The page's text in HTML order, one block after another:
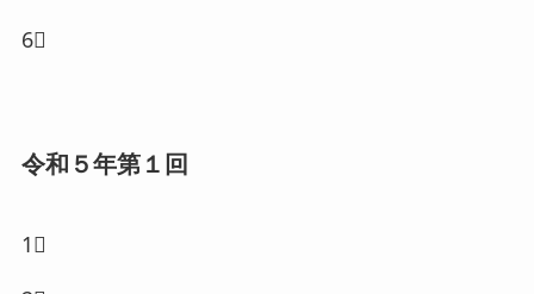
6⃣
令和５年第１回
1⃣